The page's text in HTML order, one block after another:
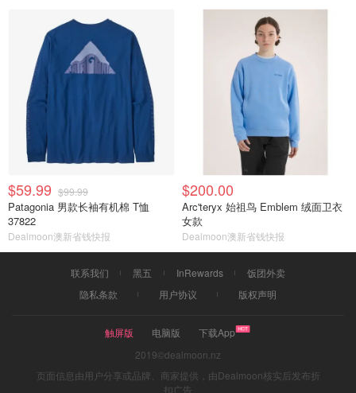
$59.99 $99.99
Patagonia 男款长袖有机棉 T恤
37822
Dealmoon澳新省钱快报
$200.00
Arc'teryx 始祖鸟 Emblem 绒面卫衣
女款
Dealmoon澳新省钱快报
联系我们 黑五 InRewards
饭团外卖
隐私条款
用户协议 版权声明
触屏版 电脑版
下载App
2019©dealmoon.nz
页面信息由用户分享或品牌、商家提供，由Dealmoon核实后发布折
扣广告